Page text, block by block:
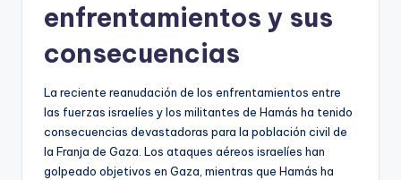
enfrentamientos y sus
consecuencias
La reciente reanudación de los enfrentamientos entre
las fuerzas israelíes y los militantes de Hamás ha tenido
consecuencias devastadoras para la población civil de
la Franja de Gaza. Los ataques aéreos israelíes han
golpeado objetivos en Gaza, mientras que Hamás ha